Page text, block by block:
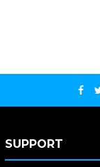
SUPPORT